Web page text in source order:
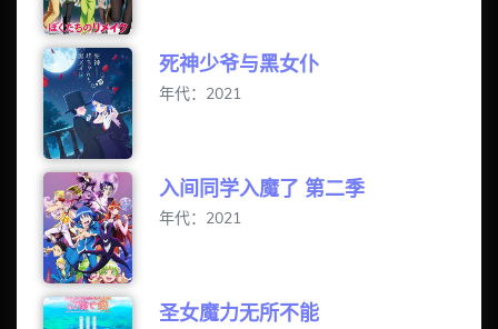
死神少爷与黑女仆
年代：2021
入间同学入魔了 第二季
年代：2021
圣女魔力无所不能